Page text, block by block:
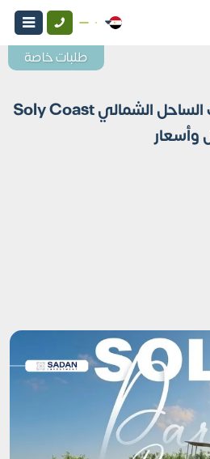
مشروع سولي كوست الساحل الشمالي Soly Coast
طلبات خاصة